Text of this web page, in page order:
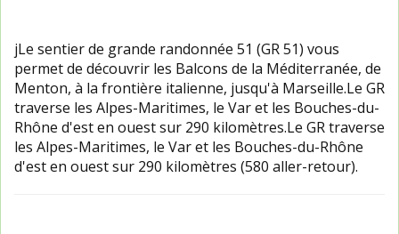
jLe sentier de grande randonnée 51 (GR 51) vous
permet de découvrir les Balcons de la Méditerranée, de
Menton, à la frontière italienne, jusqu'à Marseille.Le GR
traverse les Alpes-Maritimes, le Var et les Bouches-du-
Rhône d'est en ouest sur 290 kilomètres.Le GR traverse
les Alpes-Maritimes, le Var et les Bouches-du-Rhône
d'est en ouest sur 290 kilomètres (580 aller-retour).